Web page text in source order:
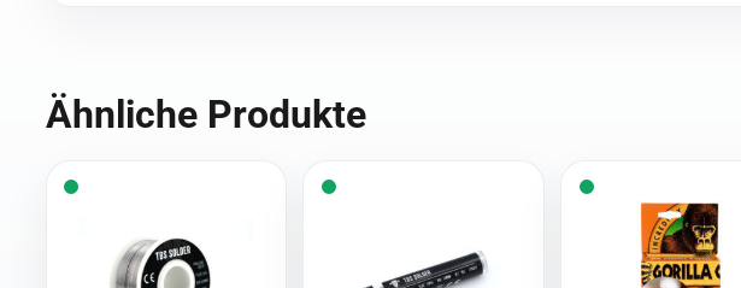
Ähnliche Produkte